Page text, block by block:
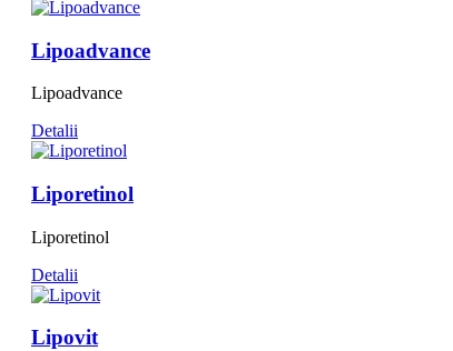
Lipoadvance
Lipoadvance
Detalii
Liporetinol
Liporetinol
Detalii
Lipovit